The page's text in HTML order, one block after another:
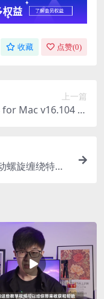
收藏 点赞(0)
上一篇
Mac v16.104 中
螺旋缠绕特效